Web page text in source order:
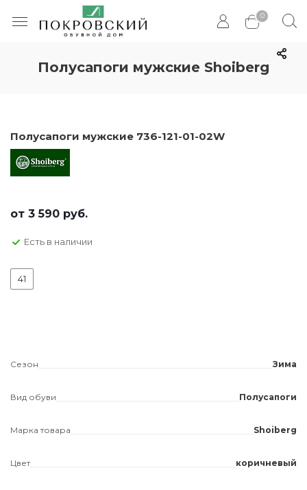
0
Полусапоги мужские Shoiberg
Полусапоги мужские 736-121-01-02W
от 3 590 руб.
Есть в наличии
41
Сезон Зима
Вид обуви Полусапоги
Марка товара Shoiberg
Цвет коричневый